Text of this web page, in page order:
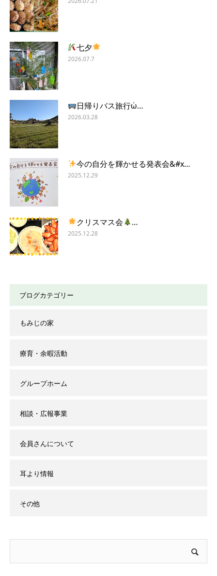
七夕
2026.07.7
日帰りバス旅行ὠ…
2026.03.28
今の自分を輝かせる発表会&#x…
2025.12.29
クリスマス会 …
2025.12.28
ブログカテゴリー
もみじの家
療育・余暇活動
グループホーム
相談・広報事業
会員さんについて
耳より情報
その他